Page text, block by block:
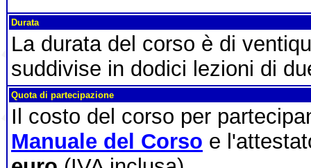
Durata
La durata del corso è di
suddivise in dodici lezioni di
Quota di partecipazione
Il costo del corso per
Manuale del Corso e